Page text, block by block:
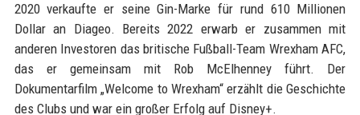
2020 verkaufte er seine Gin-Marke für rund 610 Millionen
Dollar an Diageo. Bereits 2022 erwarb er zusammen mit
anderen Investoren das britische Fußball-Team Wrexham AFC,
das er gemeinsam mit Rob McElhenney führt. Der
Dokumentarfilm „Welcome to Wrexham“ erzählt die Geschichte
des Clubs und war ein großer Erfolg auf Disney+.